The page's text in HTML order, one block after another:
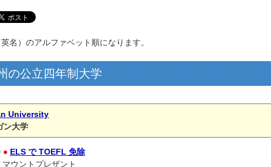
名）のアルファベット順になります。
の公立四年制大学
University
ン大学
● ELS で TOEFL 免除
ウントプレザント